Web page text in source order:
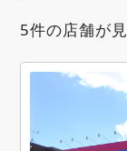
5件の店舗が